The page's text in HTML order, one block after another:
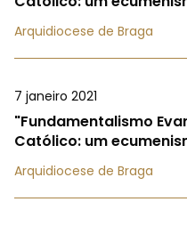
Arquidiocese de Braga
7 janeiro 2021
"Fundamentalismo
Católico: um
Arquidiocese de Braga